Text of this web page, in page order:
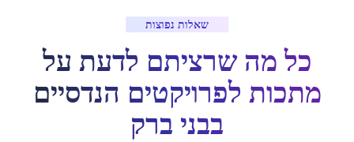
שאלות נפוצות
כל מה שרציתם לדעת על
מתכות לפרויקטים הנדסיים
בבני ברק